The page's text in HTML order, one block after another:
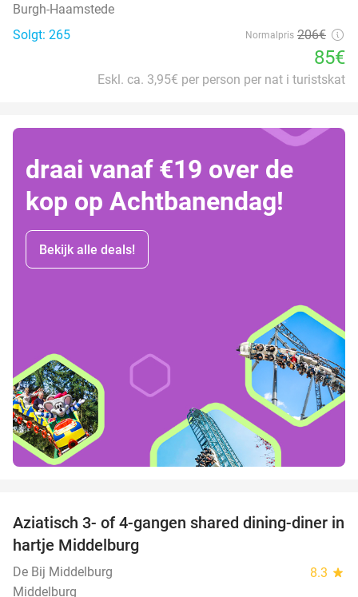
Burgh-Haamstede
Solgt: 265
Normalpris 206€
85€
Eskl. ca. 3,95€ per person per nat i turistskat
draai vanaf €19 over de
kop op Achtbanendag!
Bekijk alle deals!
36%
Aziatisch 3- of 4-gangen shared dining-diner in
hartje Middelburg
De Bij Middelburg 8.3 star
Middelburg